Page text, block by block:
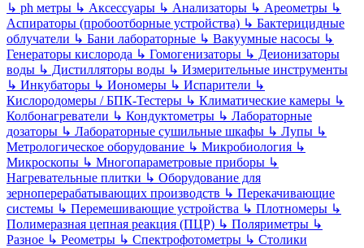
↳ ph метры ↳ Аксессуары ↳ Анализаторы ↳ Ареометры ↳
Аспираторы (пробоотборные устройства) ↳ Бактерицидные
облучатели ↳ Бани лабораторные ↳ Вакуумные насосы ↳
Генераторы кислорода ↳ Гомогенизаторы ↳ Деионизаторы
воды ↳ Дистилляторы воды ↳ Измерительные инструменты
↳ Инкубаторы ↳ Иономеры ↳ Испарители ↳
Кислородомеры / БПК-Тестеры ↳ Климатические камеры ↳
Колбонагреватели ↳ Кондуктометры ↳ Лабораторные
дозаторы ↳ Лабораторные сушильные шкафы ↳ Лупы ↳
Метрологическое оборудование ↳ Микробиология ↳
Микроскопы ↳ Многопараметровые приборы ↳
Нагревательные плитки ↳ Оборудование для
зерноперерабатывающих производств ↳ Перекачивающие
системы ↳ Перемешивающие устройства ↳ Плотномеры ↳
Полимеразная цепная реакция (ПЦР) ↳ Поляриметры ↳
Разное ↳ Реометры ↳ Спектрофотометры ↳ Столики